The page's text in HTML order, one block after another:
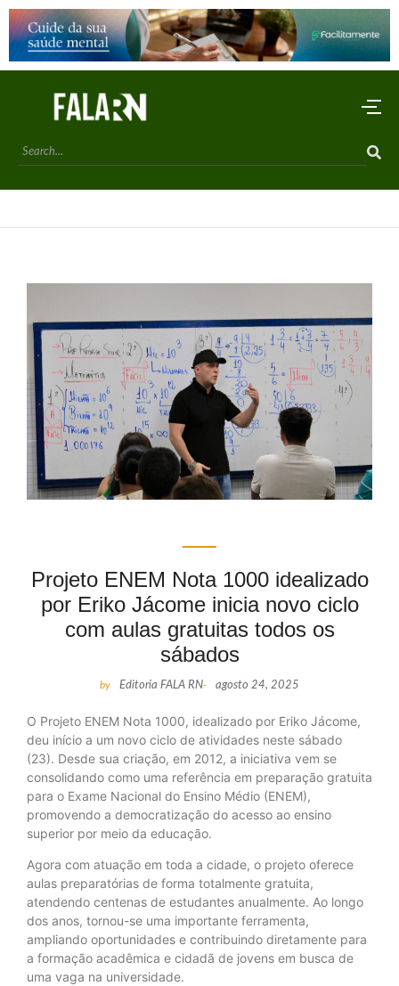
Projeto ENEM Nota 1000 idealizado
por Eriko Jácome inicia novo ciclo
com aulas gratuitas todos os
sábados
by Editoria FALA RN- agosto 24, 2025
O Projeto ENEM Nota 1000, idealizado por Eriko Jácome,
deu início a um novo ciclo de atividades neste sábado
(23). Desde sua criação, em 2012, a iniciativa vem se
consolidando como uma referência em preparação gratuita
para o Exame Nacional do Ensino Médio (ENEM),
promovendo a democratização do acesso ao ensino
superior por meio da educação.
Agora com atuação em toda a cidade, o projeto oferece
aulas preparatórias de forma totalmente gratuita,
atendendo centenas de estudantes anualmente. Ao longo
dos anos, tornou-se uma importante ferramenta,
ampliando oportunidades e contribuindo diretamente para
a formação acadêmica e cidadã de jovens em busca de
uma vaga na universidade.